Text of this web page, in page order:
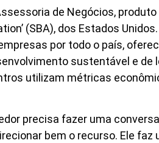
de Negócios,
(SBA), dos Estados
por todo o país,
sustentável e de
utilizam métricas
precisa fazer uma conversa
bem o recurso. Ele faz